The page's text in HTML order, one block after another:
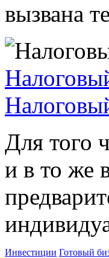
вызвана
Для того
и в то же
Инвестиции Готовый